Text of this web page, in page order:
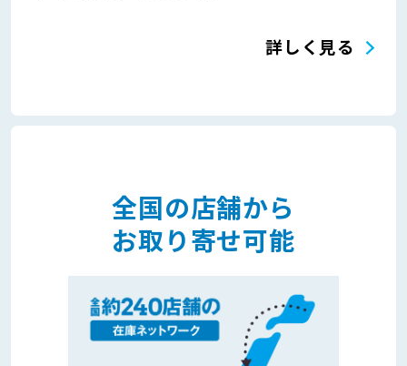
詳しく見る
全国の店舗から
お取り寄せ可能